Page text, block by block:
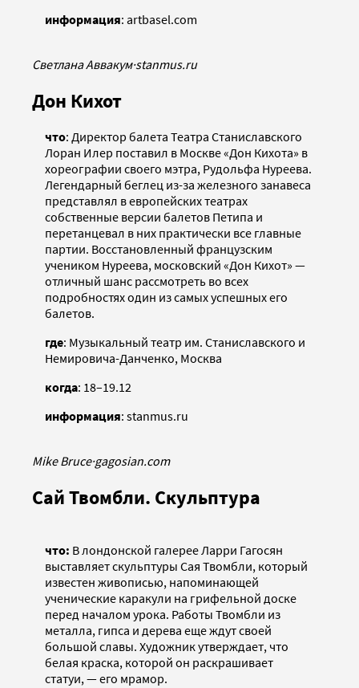
информация: artbasel.com
Светлана Аввакум·stanmus.ru
Дон Кихот
что: Директор балета Театра Станиславского
Лоран Илер поставил в Москве «Дон Кихота» в
хореографии своего мэтра, Рудольфа Нуреева.
Легендарный беглец из-за железного занавеса
представлял в европейских театрах
собственные версии балетов Петипа и
перетанцевал в них практически все главные
партии. Восстановленный французским
учеником Нуреева, московский «Дон Кихот» —
отличный шанс рассмотреть во всех
подробностях один из самых успешных его
балетов.
где: Музыкальный театр им. Станиславского и
Немировича-Данченко, Москва
когда: 18–19.12
информация: stanmus.ru
Mike Bruce·gagosian.com
Сай Твомбли. Скульптура
что: В лондонской галерее Ларри Гагосян
выставляет скульптуры Сая Твомбли, который
известен живописью, напоминающей
ученические каракули на грифельной доске
перед началом урока. Работы Твомбли из
металла, гипса и дерева еще ждут своей
большой славы. Художник утверждает, что
белая краска, которой он раскрашивает
статуи, — его мрамор.